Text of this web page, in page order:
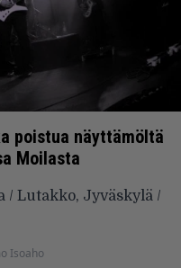
poistua näyttämöltä
Moilasta
Lutakko, Jyväskylä /
Isoaho